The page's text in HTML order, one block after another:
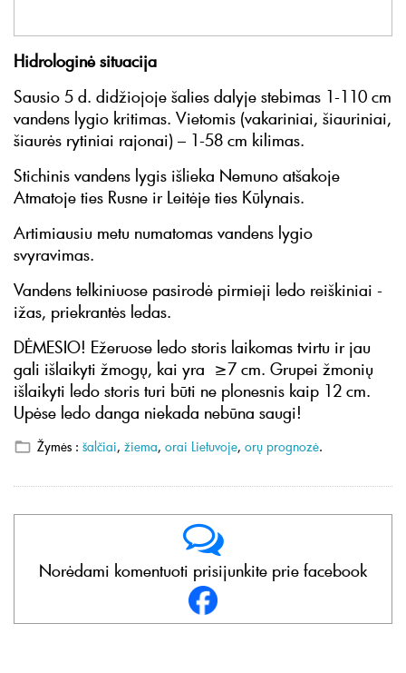
Hidrologinė situacija
Sausio 5 d. didžiojoje šalies dalyje stebimas 1-110 cm
vandens lygio kritimas. Vietomis (vakariniai, šiauriniai,
šiaurės rytiniai rajonai) – 1-58 cm kilimas.
Stichinis vandens lygis išlieka Nemuno atšakoje
Atmatoje ties Rusne ir Leitėje ties Kūlynais.
Artimiausiu metu numatomas vandens lygio
svyravimas.
Vandens telkiniuose pasirodė pirmieji ledo reiškiniai -
ižas, priekrantės ledas.
DĖMESIO! Ežeruose ledo storis laikomas tvirtu ir jau
gali išlaikyti žmogų, kai yra ≥7 cm. Grupei žmonių
išlaikyti ledo storis turi būti ne plonesnis kaip 12 cm.
Upėse ledo danga niekada nebūna saugi!
Žymės : šalčiai, žiema, orai Lietuvoje, orų prognozė.
Norėdami komentuoti prisijunkite prie facebook